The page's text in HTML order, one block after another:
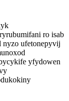
ro isab
nyzo ufetonepyvij
yfydowen